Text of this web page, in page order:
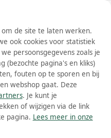
Wis filters Alle filters
de site te laten werken.
ook cookies voor statistiek
persoonsgegevens zoals je
(bezochte pagina's en kliks)
fouten op te sporen en bij
webshop gaat. Deze
. Je kunt je
of wijzigen via de link
pagina. Lees meer in onze